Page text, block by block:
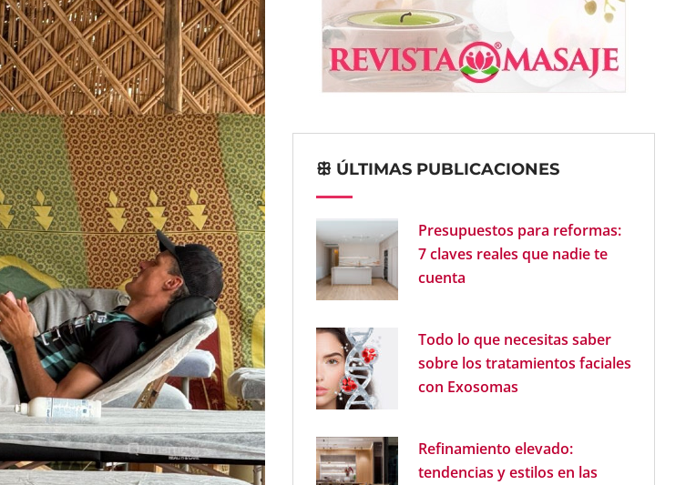
ꕥ ÚLTIMAS PUBLICACIONES
Presupuestos para reformas:
7 claves reales que nadie te
cuenta
Todo lo que necesitas saber
sobre los tratamientos faciales
con Exosomas
Refinamiento elevado:
tendencias y estilos en las